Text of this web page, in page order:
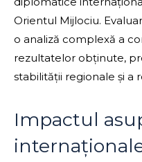
Orientul Mijlociu.
o analiză complexă a
rezultatelor obținute,
stabilității regionale și a
Impactul